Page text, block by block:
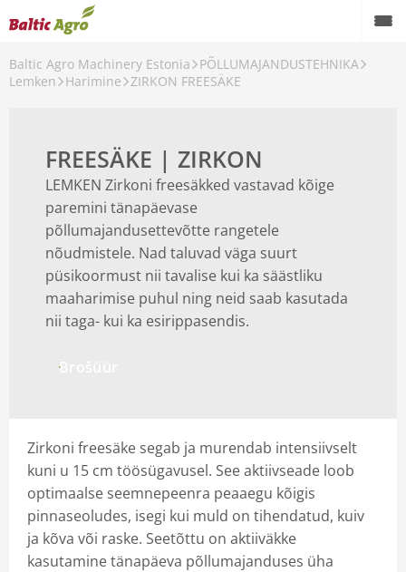
Baltic Agro Machinery Estonia
PÕLLUMAJANDUSTEHNIKA
Lemken
Harimine ZIRKON FREESÄKE
FREESÄKE | ZIRKON
LEMKEN Zirkoni freesäkked vastavad kõige
paremini tänapäevase
põllumajandusettevõtte rangetele
nõudmistele. Nad taluvad väga suurt
püsikoormust nii tavalise kui ka säästliku
maaharimise puhul ning neid saab kasutada
nii taga- kui ka esirippasendis.
Brošüür
Zirkoni freesäke segab ja murendab intensiivselt
kuni u 15 cm töösügavusel. See aktiivseade loob
optimaalse seemnepeenra peaaegu kõigis
pinnaseoludes, isegi kui muld on tihendatud, kuiv
ja kõva või raske. Seetõttu on aktiiväkke
kasutamine tänapäeva põllumajanduses üha